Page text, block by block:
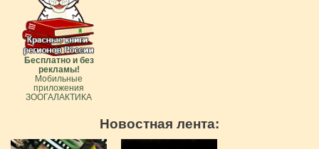
Бесплатно и без
рекламы!
Мобильные
приложения
ЗООГАЛАКТИКА
Новостная лента: